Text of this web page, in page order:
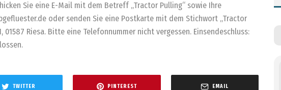
Sie eine E-Mail mit dem Betreff „Tractor Pulling“ sowie Ihre
oder senden Sie eine Postkarte mit dem Stichwort „Tractor
01587 Riesa. Bitte eine Telefonnummer nicht vergessen. Einsendeschluss:
TWITTER PINTEREST EMAIL